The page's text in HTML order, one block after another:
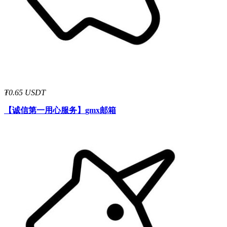
₮0.65 USDT
【诚信第一用心服务】 gmx邮箱